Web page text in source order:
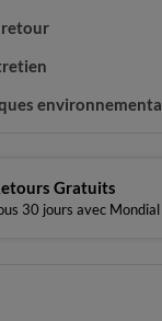
retour
Gratuits
30 jours avec